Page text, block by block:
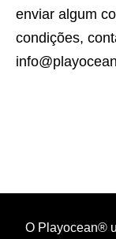
O Playocean®
enviar algum
condições,